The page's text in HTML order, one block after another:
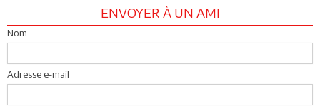
ENVOYER À UN AMI
Nom
Adresse e-mail